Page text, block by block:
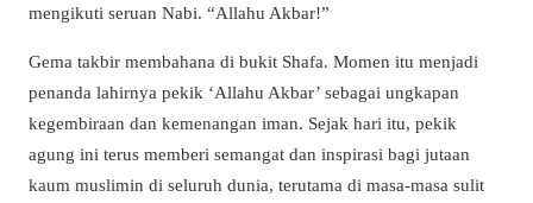
mengikuti seruan Nabi. “Allahu Akbar!”
Gema takbir membahana di bukit Shafa. Momen itu menjadi
penanda lahirnya pekik ‘Allahu Akbar’ sebagai ungkapan
kegembiraan dan kemenangan iman. Sejak hari itu, pekik
agung ini terus memberi semangat dan inspirasi bagi jutaan
kaum muslimin di seluruh dunia, terutama di masa-masa sulit